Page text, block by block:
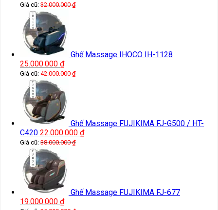
Giá cũ: 32.000.000₫
Ghế Massage IHOCO IH-1128
25.000.000 ₫
Giá cũ: 42.000.000₫
Ghế Massage FUJIKIMA FJ-G500 / HT-
C420 22.000.000 ₫
Giá cũ: 38.000.000₫
Ghế Massage FUJIKIMA FJ-677
19.000.000 ₫